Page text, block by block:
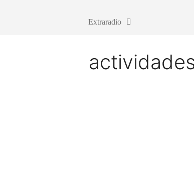
Extraradio